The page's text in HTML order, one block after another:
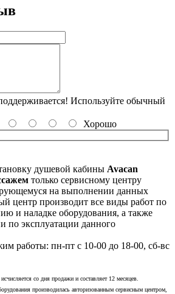
Используйте обычный
Хорошо
душевой кабины Avacan
только сервисному центру
на выполнении данных
центр производит все виды работ по
и наладке оборудования, а также
по эксплуатации данного
работы: пн-пт с 10-00 до 18-00, сб-вс
со дня продажи и составляет 12 месяцев.
производилась авторизованным сервисным центром,